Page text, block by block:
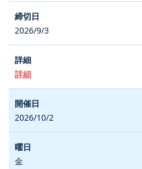
2026/9/3
詳細
2026/10/2
金